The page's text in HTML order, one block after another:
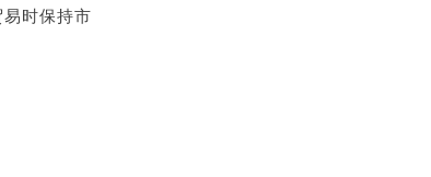
时保持市